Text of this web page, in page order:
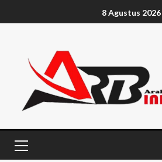
8 Agustus 2026